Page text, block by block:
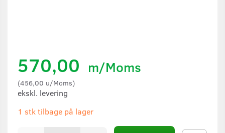
570,00 m/Moms
(456,00 u/Moms)
ekskl. levering
1 stk tilbage på lager